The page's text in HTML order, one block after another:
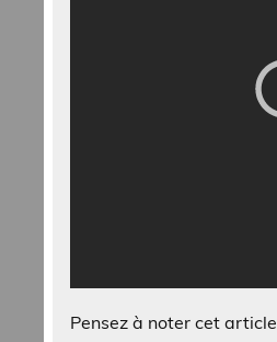
Pensez à noter cet